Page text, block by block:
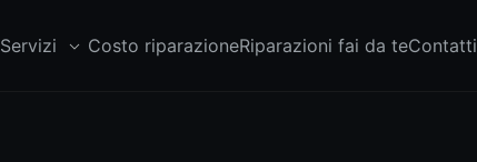
Servizi Costo riparazioneRiparazioni fai da teContatti